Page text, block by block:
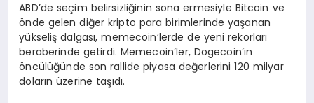
ABD’de seçim belirsizliğinin sona ermesiyle Bitcoin ve
önde gelen diğer kripto para birimlerinde yaşanan
yükseliş dalgası, memecoin’lerde de yeni rekorları
beraberinde getirdi. Memecoin’ler, Dogecoin’in
öncülüğünde son rallide piyasa değerlerini 120 milyar
doların üzerine taşıdı.